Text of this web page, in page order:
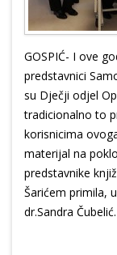
GOSPIĆ- I ove
predstavnici
su Dječji odjel
tradicionalno to
korisnicima
materijal na
predstavnike
Šarićem primila,
dr.Sandra Čubelić.